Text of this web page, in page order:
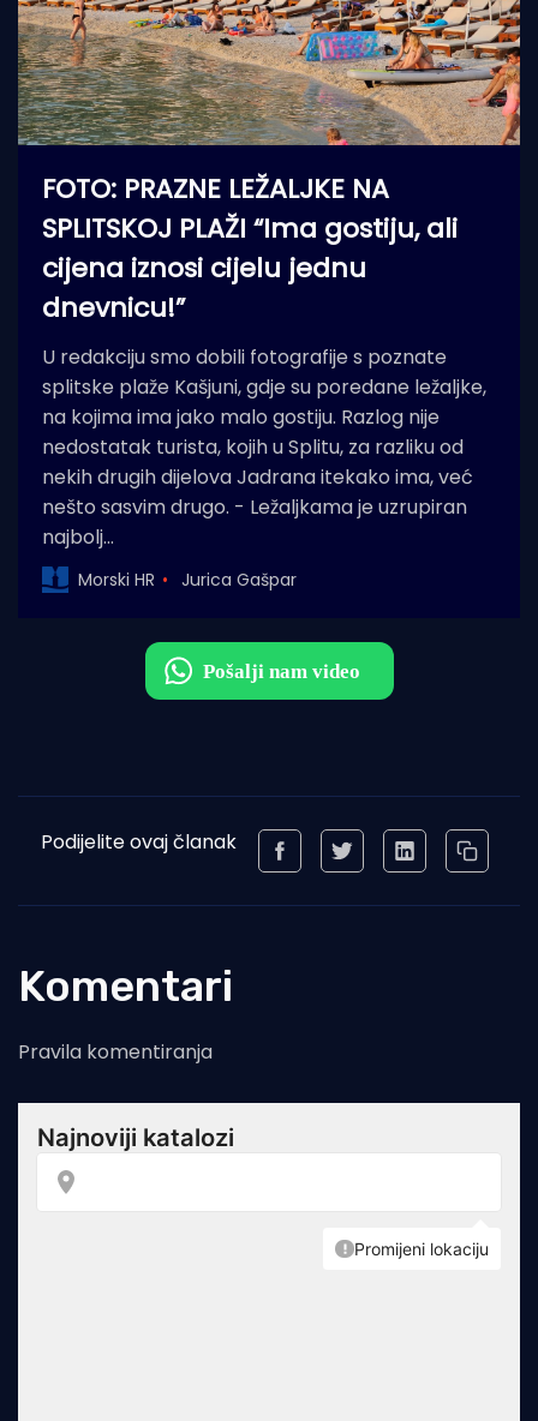
FOTO: PRAZNE LEŽALJKE NA
SPLITSKOJ PLAŽI “Ima gostiju, ali
cijena iznosi cijelu jednu
dnevnicu!”
U redakciju smo dobili fotografije s poznate
splitske plaže Kašjuni, gdje su poredane ležaljke,
na kojima ima jako malo gostiju. Razlog nije
nedostatak turista, kojih u Splitu, za razliku od
nekih drugih dijelova Jadrana itekako ima, već
nešto sasvim drugo. - Ležaljkama je uzrupiran
najbolj…
Morski HR Jurica Gašpar
Podijelite ovaj članak
Komentari
Pravila komentiranja